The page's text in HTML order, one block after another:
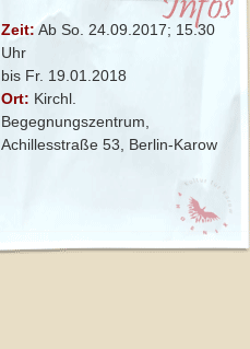
Zeit:Ab So. 24.09.2017; 15.30
Uhr
bis Fr. 19.01.2018
Ort: Kirchl.
Begegnungszentrum,
Achillesstraße 53, Berlin-Karow